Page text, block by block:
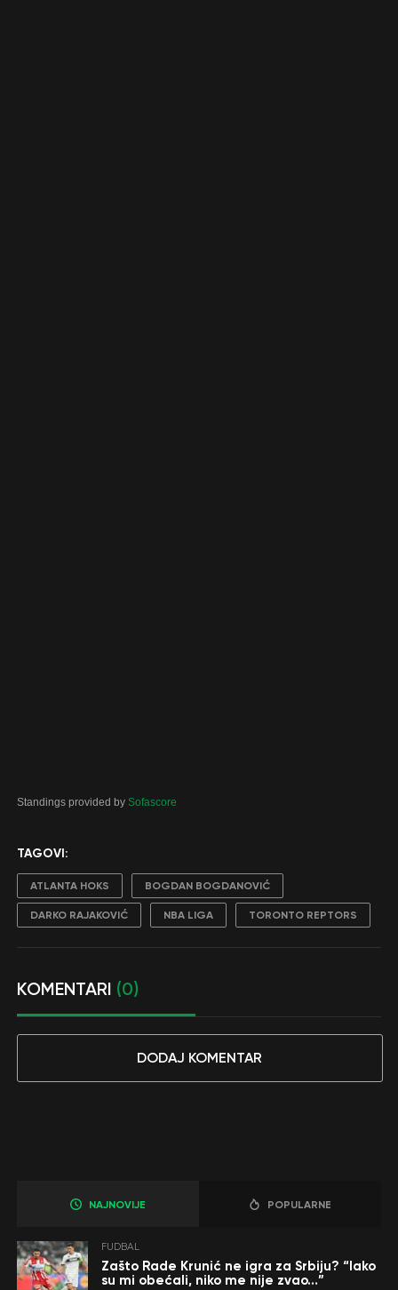
Standings provided by Sofascore
TAGOVI:
ATLANTA HOKS BOGDAN BOGDANOVIĆ
DARKO RAJAKOVIĆ NBA LIGA TORONTO REPTORS
KOMENTARI (0)
DODAJ KOMENTAR
NAJNOVIJE POPULARNE
FUDBAL
Zašto Rade Krunić ne igra za Srbiju? “Iako
su mi obećali, niko me nije zvao…”